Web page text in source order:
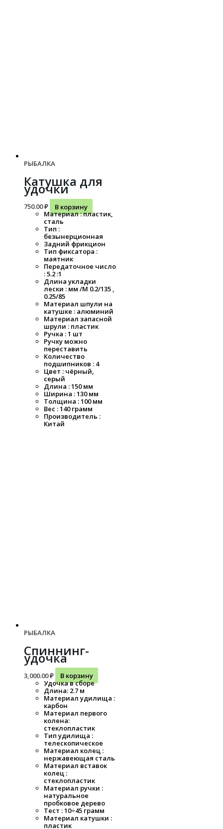
РЫБАЛКА
Катушка для
удочки
750.00₽
В корзину
Материал : пластик,
сталь
Тип :
безынерционная
Задний фрикцион
Тип фиксатора :
маятник
Передаточное число
: 5.2 :1
Длина укладки
лески : мм /M 0.2/135 ,
0.25/85
Материал шпули на
катушке : алюминий
Материал запасной
шрули : пластик
Ручка : 1 шт
Ручку можно
переставить
Количество
подшипников : 4
Цвет : чёрный,
серый
Длина : 150 мм
Ширина : 130 мм
Толщина : 100 мм
Вес : 140 грамм
Производитель :
Китай
РЫБАЛКА
Спиннинг-
удочка
3,000.00₽
В корзину
Удочка в сборе
Длина: 2.7 м
Материал удилища :
карбон
Материал первого
колена:
стеклопластик
Тип удилища :
телескопическое
Материал колец :
нержавеющая сталь
Материал вставок
колец :
стеклопластик
Материал ручки :
натуральное
пробковое дерево
Тест : 10÷45 грамм
Материал катушки :
пластик